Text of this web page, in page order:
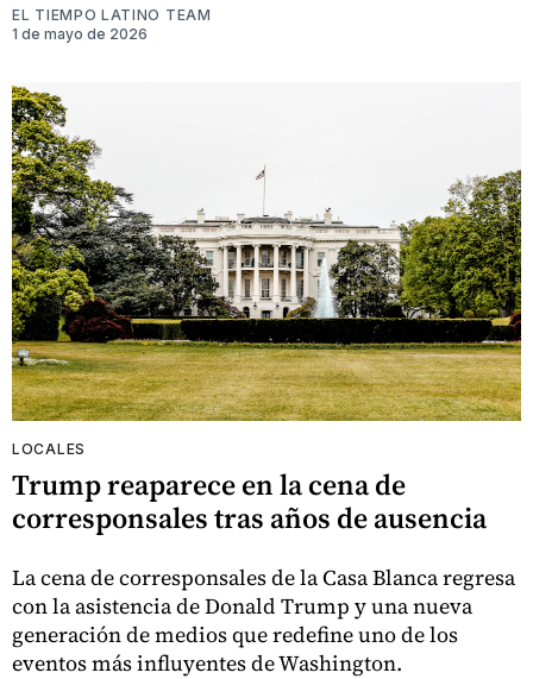
EL TIEMPO LATINO TEAM
1 de mayo de 2026
LOCALES
Trump reaparece en la cena de
corresponsales tras años de ausencia
La cena de corresponsales de la Casa Blanca regresa
con la asistencia de Donald Trump y una nueva
generación de medios que redefine uno de los
eventos más influyentes de Washington.